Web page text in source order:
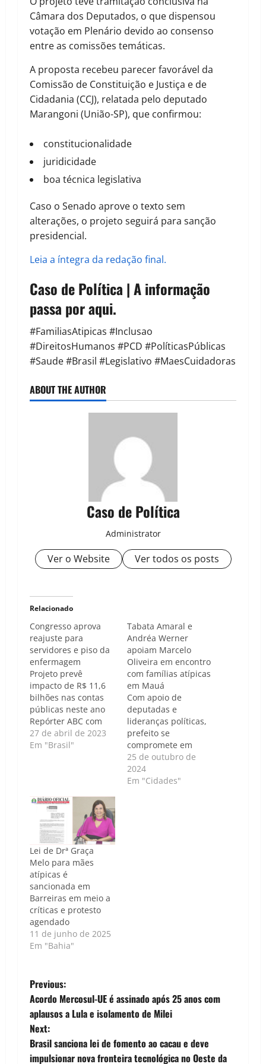
Câmara dos Deputados, o que dispensou
votação em Plenário devido ao consenso
entre as comissões temáticas.
A proposta recebeu parecer favorável da
Comissão de Constituição e Justiça e de
Cidadania (CCJ), relatada pelo deputado
Marangoni (União-SP), que confirmou:
constitucionalidade
juridicidade
boa técnica legislativa
Caso o Senado aprove o texto sem
alterações, o projeto seguirá para sanção
presidencial.
Leia a íntegra da redação final.
Caso de Política | A informação
passa por aqui.
#FamiliasAtipicas #Inclusao
#DireitosHumanos #PCD #PolíticasPúblicas
#Saude #Brasil #Legislativo #MaesCuidadoras
ABOUT THE AUTHOR
Caso de Política
Administrator
Ver o Website Ver todos os posts
Relacionado
Congresso aprova
reajuste para
servidores e piso da
enfermagem
Projeto prevê
impacto de R$ 11,6
bilhões nas contas
públicas neste ano
Repórter ABC com
informações da
Agência Câmara - Na
que impactam
diretamente no
funcionamento e na
qualidade dos
serviços públicos
oferecidos pelo
governo federal. Um
dos projetos
aprovados foi…
27 de abril de 2023
Em "Brasil"
Tabata Amaral e
Andréa Werner
apoiam Marcelo
Oliveira em encontro
com famílias atípicas
em Mauá
Com apoio de
deputadas e
lideranças políticas,
prefeito se
compromete em
ampliar políticas
para pessoas com
deficiência e famílias
25 de outubro de
2024
Em "Cidades"
Lei de Drª Graça
Melo para mães
atípicas é
sancionada em
Barreiras em meio a
críticas e protesto
agendado
11 de junho de 2025
Em "Bahia"
P
o
s
Previous:
Acordo Mercosul-UE é assinado após 25 anos com
aplausos a Lula e isolamento de Milei
Next:
Brasil sanciona lei de fomento ao cacau e deve
impulsionar nova fronteira tecnológica no Oeste da